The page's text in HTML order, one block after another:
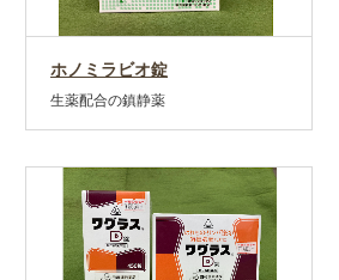
ホノミラビオ錠
生薬配合の鎮静薬